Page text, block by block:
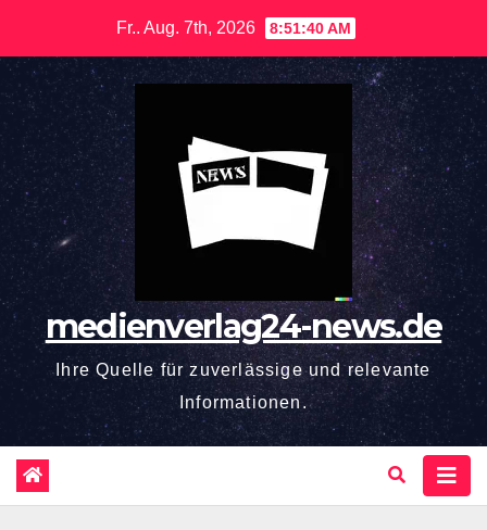
springen
Fr.. Aug. 7th, 2026 8:51:41 AM
medienverlag24-news.de
Ihre Quelle für zuverlässige und relevante
Informationen.